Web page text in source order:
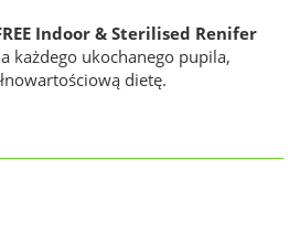
Indoor & Sterilised Renifer
każdego ukochanego pupila,
dietę.